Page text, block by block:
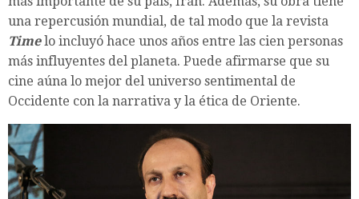
una repercusión mundial, de tal modo que la revista
Time lo incluyó hace unos años entre las cien personas
más influyentes del planeta. Puede afirmarse que su
cine aúna lo mejor del universo sentimental de
Occidente con la narrativa y la ética de Oriente.